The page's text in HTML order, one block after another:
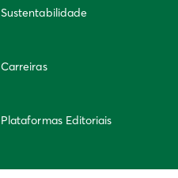
Sustentabilidade
Carreiras
Plataformas Editoriais
Integridade